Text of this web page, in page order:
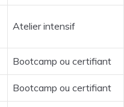
Atelier intensif
Bootcamp ou certifiant
Bootcamp ou certifiant